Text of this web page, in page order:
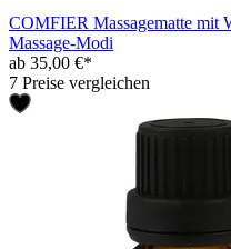
COMFIER Massagematte mit
Massage-Modi
ab 35,00 €*
7 Preise vergleichen